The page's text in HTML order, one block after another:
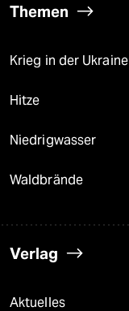
Themen
Krieg in der Ukraine
Hitze
Niedrigwasser
Waldbrände
Verlag
Aktuelles